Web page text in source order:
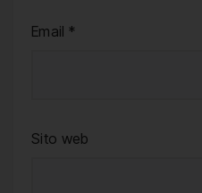
Email *
Sito web